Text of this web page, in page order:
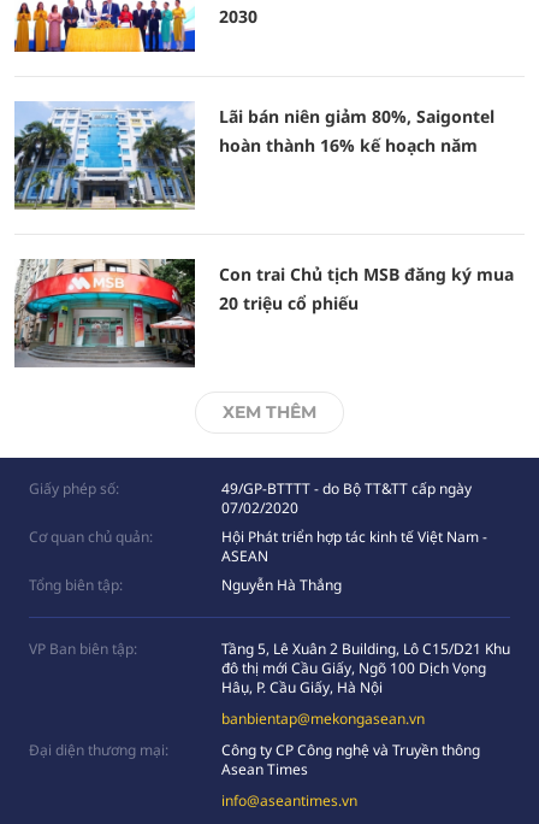
2030
Lãi bán niên giảm 80%, Saigontel
hoàn thành 16% kế hoạch năm
Con trai Chủ tịch MSB đăng ký mua
20 triệu cổ phiếu
XEM THÊM
Giấy phép số:
49/GP-BTTTT - do Bộ TT&TT cấp ngày
07/02/2020
Cơ quan chủ quản:
Hội Phát triển hợp tác kinh tế Việt Nam -
ASEAN
Tổng biên tập:
Nguyễn Hà Thắng
VP Ban biên tập:
Tầng 5, Lê Xuân 2 Building, Lô C15/D21 Khu
đô thị mới Cầu Giấy, Ngõ 100 Dịch Vọng
Hâụ, P. Cầu Giấy, Hà Nội
banbientap@mekongasean.vn
Đại diện thương mại:
Công ty CP Công nghệ và Truyền thông
Asean Times
info@aseantimes.vn